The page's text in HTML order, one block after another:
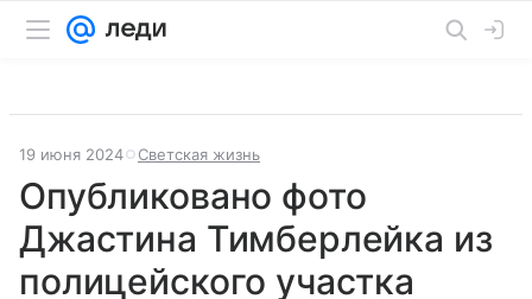
19 июня 2024 Светская жизнь
Опубликовано фото
Джастина Тимберлейка из
полицейского участка